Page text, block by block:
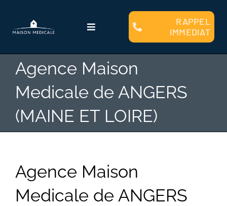
contenu
Toggle
Navigation
Faire Construire
Clients
Financement
RAPPEL
IMMEDIAT
Agence Maison
Medicale de ANGERS
(MAINE ET LOIRE)
Agence Maison
Medicale de ANGERS